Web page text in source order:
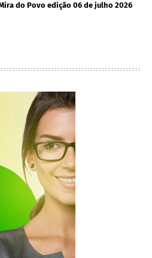
do Povo edição 06 de julho 2026